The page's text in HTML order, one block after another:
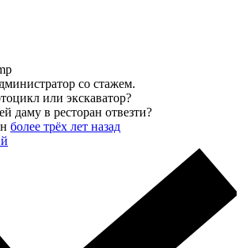
со стажем.
или экскаватор?
даму в ресторан отвезти?
более трёх лет назад